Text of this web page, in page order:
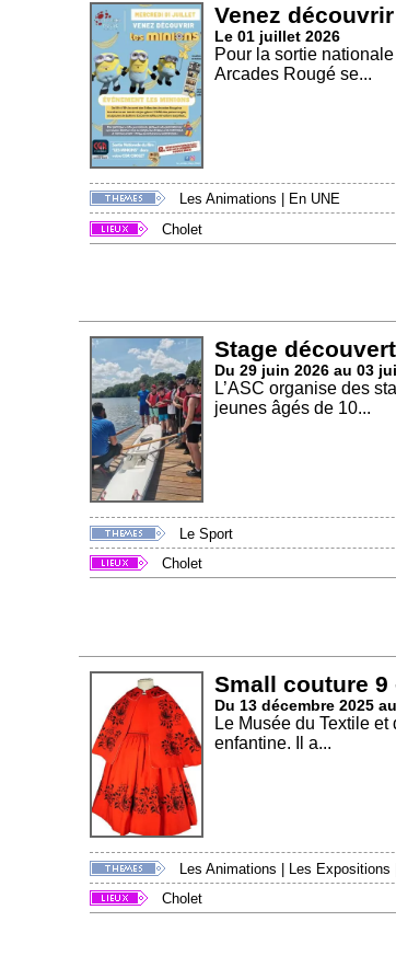
Venez
Le 01 juillet 2026
Pour la sortie
Arcades Rougé se...
Les Animations
En UNE
Cholet
Stage
Du 29 juin 2026 au 03
L’ASC organise des
jeunes âgés de 10...
Le Sport
Cholet
Small couture 9
Du 13 décembre 2025
Le Musée du Textile
enfantine. Il a...
Les Animations | Les Expositions
Cholet